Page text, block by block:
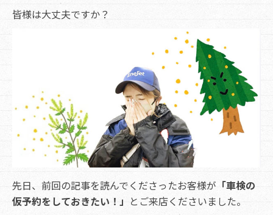
皆様は大丈夫ですか？
先日、前回の記事を読んでくださったお客様が 「車検の
仮予約をしておきたい！」 とご来店くださいました。